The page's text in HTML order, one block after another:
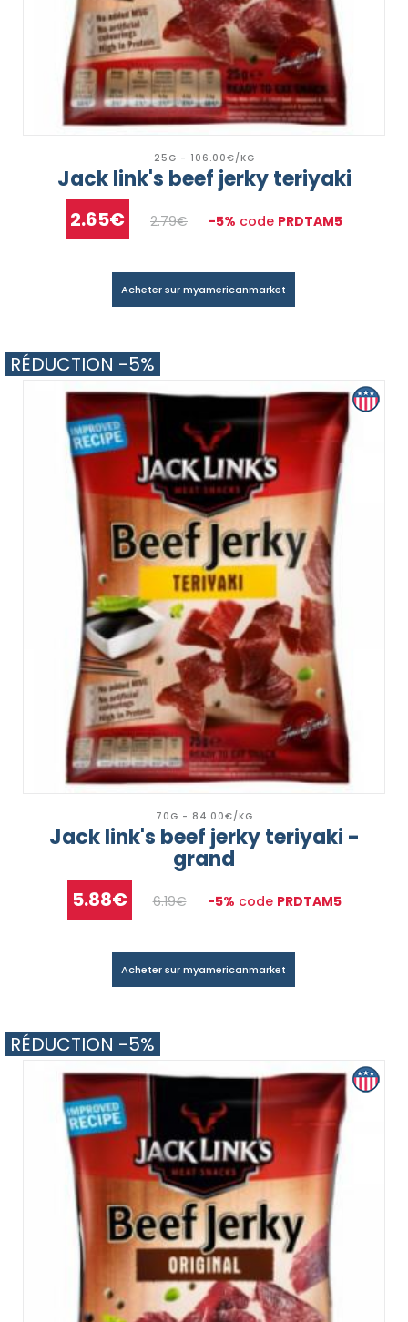
25G - 106.00€/KG
Jack link's beef jerky teriyaki
2.65€ 2.79€ -5% code PRDTAM5
Acheter sur myamericanmarket
70G - 84.00€/KG
Jack link's beef jerky teriyaki -
grand
5.88€ 6.19€ -5% code PRDTAM5
RÉDUCTION -5%
Acheter sur myamericanmarket
RÉDUCTION -5%